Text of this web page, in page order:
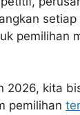
setiap
pemilihan
2026, kita
pemilihan